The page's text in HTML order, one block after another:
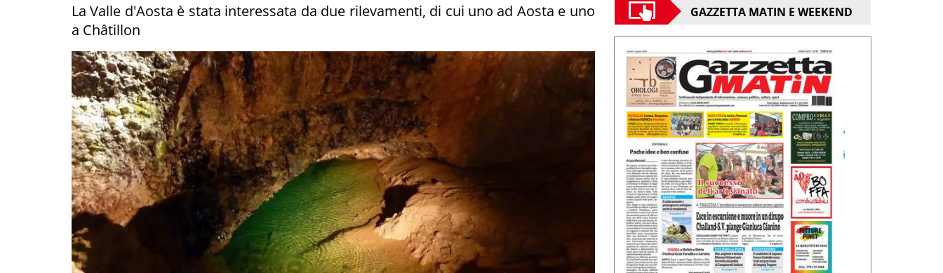
La Valle d'Aosta è stata interessata da due rilevamenti, di cui uno ad Aosta e uno
a Châtillon
GAZZETTA MATIN E WEEKEND